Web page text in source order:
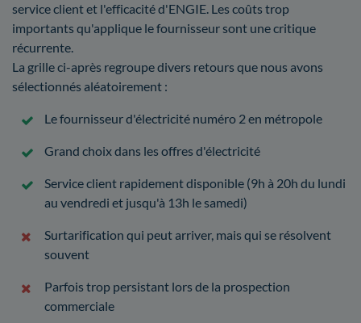
service client et l'efficacité d'ENGIE. Les coûts trop
importants qu'applique le fournisseur sont une critique
récurrente.
La grille ci-après regroupe divers retours que nous avons
sélectionnés aléatoirement :
Le fournisseur d'électricité numéro 2 en métropole
Grand choix dans les offres d'électricité
Service client rapidement disponible (9h à 20h du lundi
au vendredi et jusqu'à 13h le samedi)
Surtarification qui peut arriver, mais qui se résolvent
souvent
Parfois trop persistant lors de la prospection
commerciale